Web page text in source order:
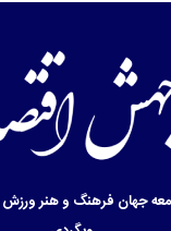
جهان فرهنگ و هنرورزش